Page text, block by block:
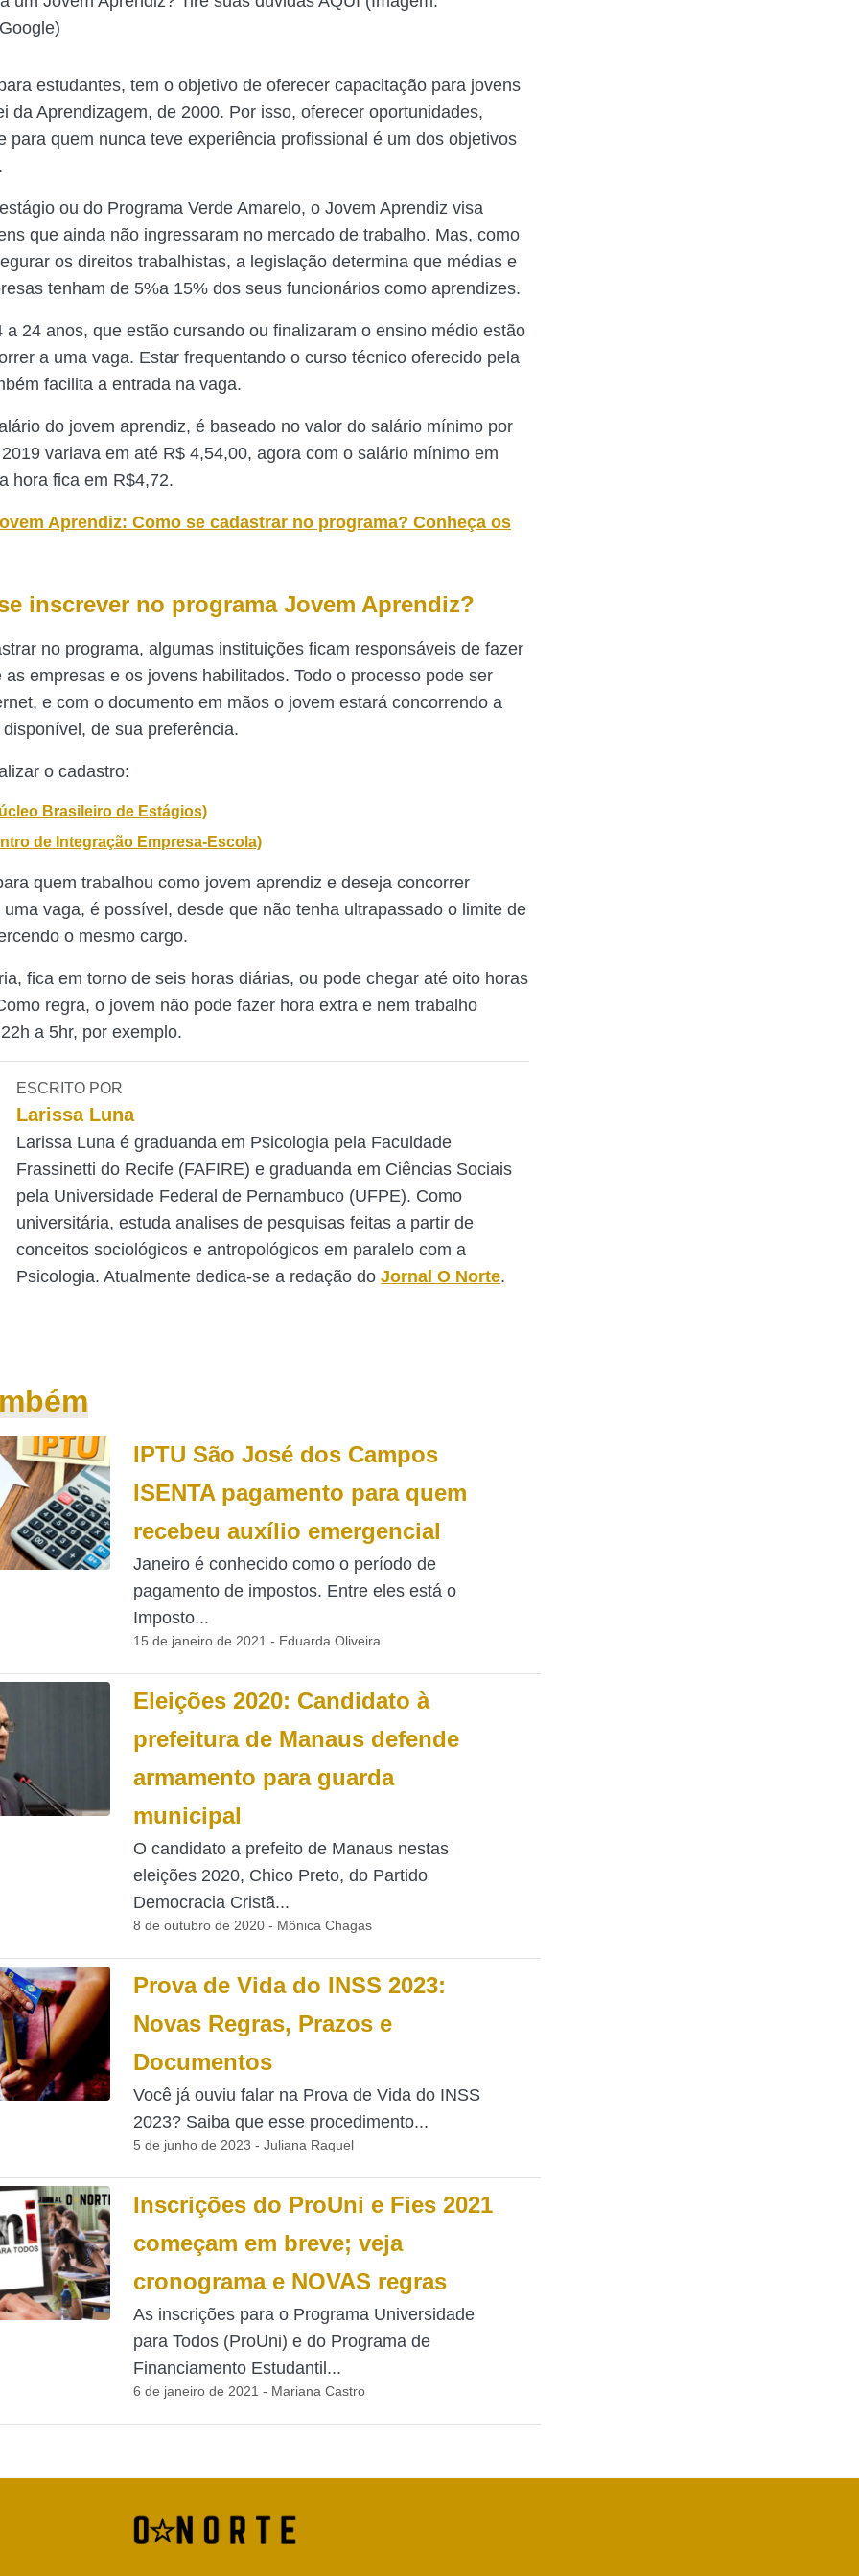
estudantes, tem o objetivo de oferecer capacitação para jovens
da Aprendizagem, de 2000. Por isso, oferecer oportunidades,
para quem nunca teve experiência profissional é um dos objetivos
ou do Programa Verde Amarelo, o Jovem Aprendiz visa
que ainda não ingressaram no mercado de trabalho. Mas, como
os direitos trabalhistas, a legislação determina que médias e
tenham de 5%a 15% dos seus funcionários como aprendizes.
a 24 anos, que estão cursando ou finalizaram o ensino médio estão
a uma vaga. Estar frequentando o curso técnico oferecido pela
facilita a entrada na vaga.
do jovem aprendiz, é baseado no valor do salário mínimo por
variava em até R$ 4,54,00, agora com o salário mínimo em
hora fica em R$4,72.
Aprendiz: Como se cadastrar no programa? Conheça os
inscrever no programa Jovem Aprendiz?
no programa, algumas instituições ficam responsáveis de fazer
as empresas e os jovens habilitados. Todo o processo pode ser
e com o documento em mãos o jovem estará concorrendo a
de sua preferência.
o cadastro:
Brasileiro de Estágios)
de Integração Empresa-Escola)
quem trabalhou como jovem aprendiz e deseja concorrer
vaga, é possível, desde que não tenha ultrapassado o limite de
o mesmo cargo.
fica em torno de seis horas diárias, ou pode chegar até oito horas
regra, o jovem não pode fazer hora extra e nem trabalho
a 5hr, por exemplo.
ESCRITO POR
Larissa Luna
Larissa Luna é graduanda em Psicologia pela Faculdade
Frassinetti do Recife (FAFIRE) e graduanda em Ciências Sociais
pela Universidade Federal de Pernambuco (UFPE). Como
universitária, estuda analises de pesquisas feitas a partir de
conceitos sociológicos e antropológicos em paralelo com a
Psicologia. Atualmente dedica-se a redação do Jornal O Norte.
IPTU São José dos Campos
ISENTA pagamento para quem
recebeu auxílio emergencial
Janeiro é conhecido como o período de
pagamento de impostos. Entre eles está o
Imposto...
15 de janeiro de 2021 - Eduarda Oliveira
Eleições 2020: Candidato à
prefeitura de Manaus defende
armamento para guarda
municipal
O candidato a prefeito de Manaus nestas
eleições 2020, Chico Preto, do Partido
Democracia Cristã...
8 de outubro de 2020 - Mônica Chagas
Prova de Vida do INSS 2023:
Novas Regras, Prazos e
Documentos
Você já ouviu falar na Prova de Vida do INSS
2023? Saiba que esse procedimento...
5 de junho de 2023 - Juliana Raquel
Inscrições do ProUni e Fies 2021
começam em breve; veja
cronograma e NOVAS regras
As inscrições para o Programa Universidade
para Todos (ProUni) e do Programa de
Financiamento Estudantil...
6 de janeiro de 2021 - Mariana Castro